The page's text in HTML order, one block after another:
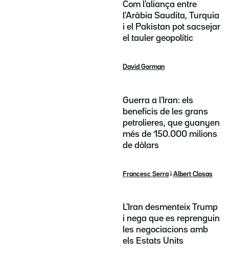
Com l'aliança entre
l'Aràbia Saudita, Turquia
i el Pakistan pot sacsejar
el tauler geopolític
David Gorman
Guerra a l'Iran: els
beneficis de les grans
petrolieres, que guanyen
més de 150.000 milions
de dòlars
Francesc Serra i Albert Closas
L'Iran desmenteix Trump
i nega que es reprenguin
les negociacions amb
els Estats Units